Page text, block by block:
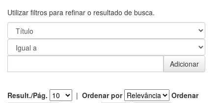
Utilizar filtros para refinar o resultado de busca.
Result./Pág. | Ordenar por
Ordenar